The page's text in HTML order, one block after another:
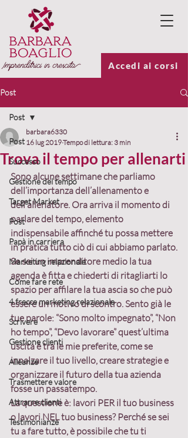
Accedi ai corsi
Post
Post
Successo
Gestione del tempo
Target Market
Post
Papà in carriera
Marketing relazionale
Come fare rete
4 frecce marketing relazionale
Scrivere
Gestione clienti
Alleanze
Trasmettere valore
Attrarre clienti
Testimonianze
Post
Trova il tempo per allenarti
barbara6330
16 lug 2019Tempo di lettura: 3 min
Sono alcune settimane che parliamo
dell’importanza dell’allenamento e
dell’allenatore. Ora arriva il momento di
parlare del tempo, elemento
indispensabile affinché tu possa mettere
in pratica tutto ciò di cui abbiamo parlato.
Se sei un imprenditore medio la tua
agenda è fitta e chiederti di ritagliarti lo
spazio per affilare la tua ascia so che può
essere un motivo di scontro. Sento già le
tue parole: “Sono molto impegnato”, “Non
ho tempo”, “Devo lavorare” quest’ultima
uscita è tra le mie preferite, come se
innalzare il tuo livello, creare strategie e
organizzare il futuro della tua azienda
fosse un passatempo.
La questione è: lavori PER il tuo business
o lavori NEL tuo business? Perché se sei
tu a fare tutto, è possibile che tu ti